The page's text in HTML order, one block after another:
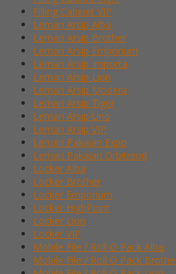
Filling Cabinet VIP
Lemari Arsip Alba
Lemari Arsip Brother
Lemari Arsip Emporium
Lemari Arsip Importa
Lemari Arsip Lion
Lemari Arsip Modera
Lemari Arsip Tiger
Lemari Arsip Uno
Lemari Arsip VIP
Lemari Pakaian Expo
Lemari Pakaian Orbitrend
Locker Alba
Locker Brother
Locker Emporium
Locker HighPoint
Locker Lion
Locker VIP
Mobile File / Roll O Pack Alba
Mobile File / Roll O Pack